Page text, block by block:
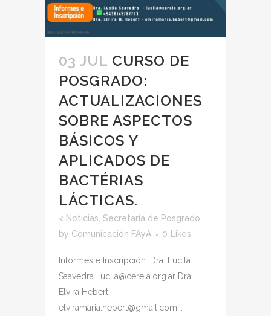
03 JUL CURSO DE
POSGRADO:
ACTUALIZACIONES
SOBRE ASPECTOS
BÁSICOS Y
APLICADOS DE
BACTÉRIAS
LÁCTICAS.
< Noticias, Secretaría de Posgrado
by Comunicación FAyA 0 Likes
Informes e Inscripción: Dra. Lucila
Saavedra. lucila@cerela.org.ar Dra.
Elvira Hebert.
elviramaria.hebert@gmail.com...